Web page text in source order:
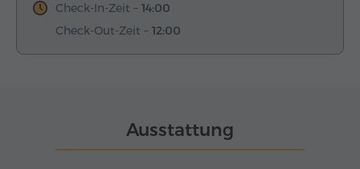
Check-In-Zeit – 14:00
Check-Out-Zeit – 12:00
Ausstattung